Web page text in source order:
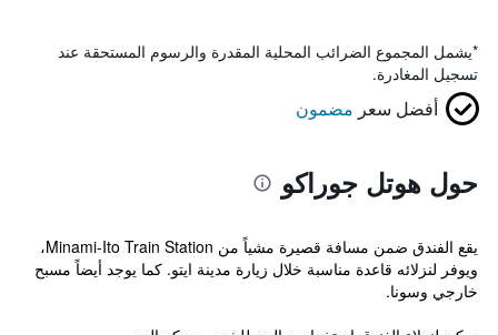
*يشمل المجموع الضرائب المحلية المقدرة والرسوم المستحقة عند
تسجيل المغادرة.
أفضل سعر مضمون
حول هوتل جوراكو
يقع الفندق ضمن مسافة قصيرة مشياً من Minami-Ito Train Station،
ويوفر لنزلائه قاعدة مناسبة خلال زيارة مدينة ايتو. كما يوجد أيضاً مسبح
خارجي وسونا.